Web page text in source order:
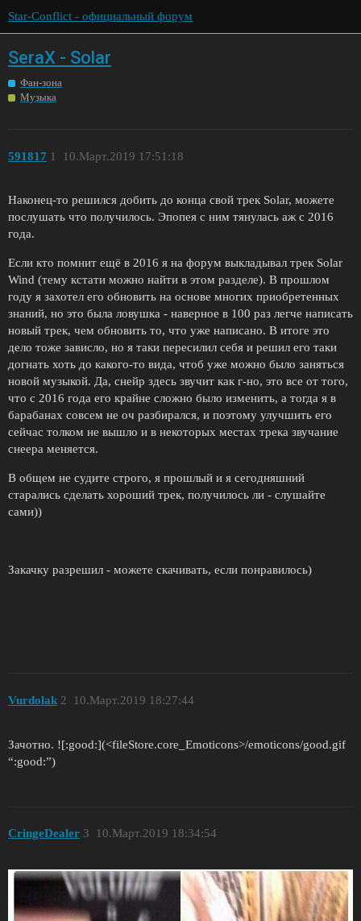
Star-Conflict - официальный форум
SeraX - Solar
Фан-зона
Музыка
591817 10.Март.2019 17:51:18
1
Наконец-то решился добить до конца свой трек Solar, можете
послушать что получилось. Эпопея с ним тянулась аж с 2016
года.
Если кто помнит ещё в 2016 я на форум выкладывал трек Solar
Wind (тему кстати можно найти в этом разделе). В прошлом
году я захотел его обновить на основе многих приобретенных
знаний, но это была ловушка - наверное в 100 раз легче написать
новый трек, чем обновить то, что уже написано. В итоге это
дело тоже зависло, но я таки пересилил себя и решил его таки
догнать хоть до какого-то вида, чтоб уже можно было заняться
новой музыкой. Да, снейр здесь звучит как г-но, это все от того,
что с 2016 года его крайне сложно было изменить, а тогда я в
барабанах совсем не оч разбирался, и поэтому улучшить его
сейчас толком не вышло и в некоторых местах трека звучание
снеера меняется.
В общем не судите строго, я прошлый и я сегодняшний
старались сделать хороший трек, получилось ли - слушайте
сами))
Закачку разрешил - можете скачивать, если понравилось)
Vurdolak 10.Март.2019 18:27:44
2
Зачотно. ![:good:](<fileStore.core_Emoticons>/emoticons/good.gif
“:good:”)
CringeDealer 10.Март.2019 18:34:54
3